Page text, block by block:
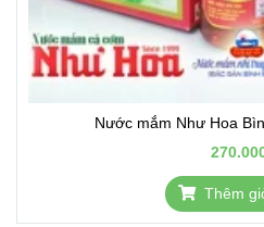
Nước mắm Như Hoa
Thêm